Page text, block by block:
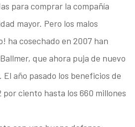
para comprar la compañía
mayor. Pero los malos
ha cosechado en 2007 han
que ahora puja de nuevo
año pasado los beneficios de
por ciento hasta los 660 millones